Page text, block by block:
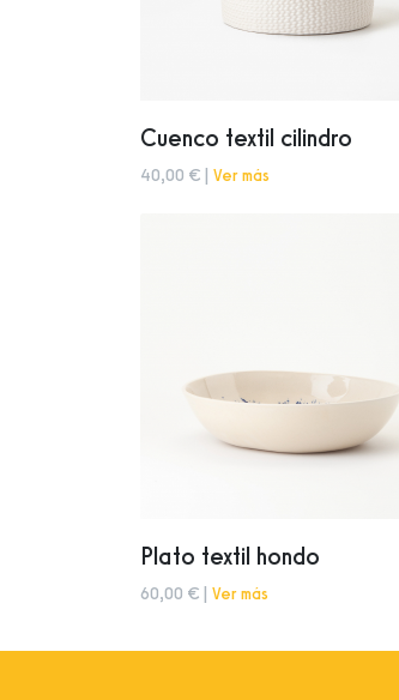
Cuenco textil cilindro
40,00 € | Ver más
Plato textil hondo
60,00 € | Ver más